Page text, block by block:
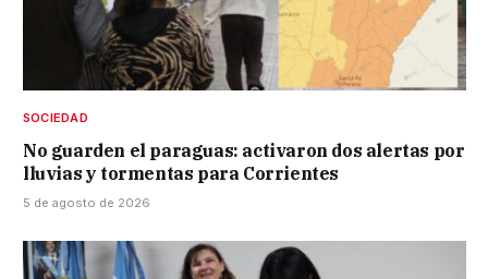
SOCIEDAD
No guarden el paraguas: activaron dos alertas por
lluvias y tormentas para Corrientes
5 de agosto de 2026